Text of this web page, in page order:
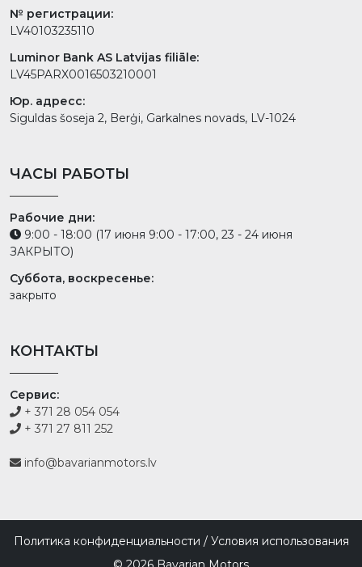
№ регистрации:
LV40103235110
Luminor Bank AS Latvijas filiāle:
LV45PARX0016503210001
Юр. адресс:
Siguldas šoseja 2, Berģi, Garkalnes novads, LV-1024
ЧАСЫ РАБОТЫ
Рабочие дни:
9:00 - 18:00 (17 июня 9:00 - 17:00, 23 - 24 июня
ЗАКРЫТО)
Суббота, воскресенье:
закрыто
КОНТАКТЫ
Сервис:
+ 371 28 054 054
+ 371 27 811 252
info@bavarianmotors.lv
Политика конфиденциальности / Условия использования